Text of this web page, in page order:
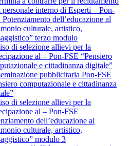
personale interno di Esperti – Pon-
Potenziamento dell’educazione al
culturale, artistico,
terzo modulo
di selezione allievi per la
al – Pon-FSE “Pensiero
e cittadinanza digitale”
pubblicitaria Pon-FSE
computazionale e cittadinanza
di selezione allievi per la
al – Pon-FSE
dell’educazione al
culturale, artistico,
modulo 3